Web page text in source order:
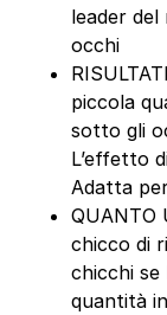
leader
occhi
piccola
sotto gli
L’effetto
Adatta
QUANTO
chicco di
chicchi se
quantità